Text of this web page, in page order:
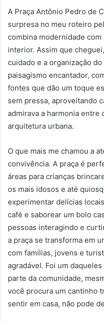
A Praça Antônio Pedro de
surpresa no meu roteiro
combina modernidade
interior. Assim que
cuidado e a organização
paisagismo encantador,
fontes que dão um toque
sem pressa, aproveitando
admirava a harmonia entre
arquitetura urbana.
O que mais me chamou a
convivência. A praça é
áreas para crianças
os mais idosos e até
experimentar delícias
café e saborear um bolo
pessoas interagindo e
a praça se transforma em
com famílias, jovens e
agradável. Foi um
parte da comunidade,
você procura um cantinho
sentir em casa, não pode